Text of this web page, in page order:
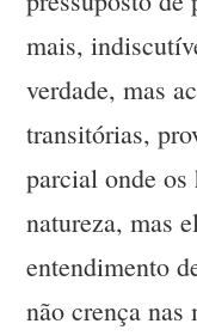
mais,
verdade, mas
transitórias,
parcial onde os
natureza, mas
entendimento
não crença nas